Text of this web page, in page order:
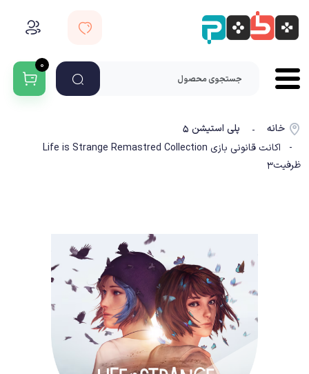
۰
خانه -
پلی استیشن ۵
- اکانت قانونی بازی Life is Strange Remastred Collection
ظرفیت3